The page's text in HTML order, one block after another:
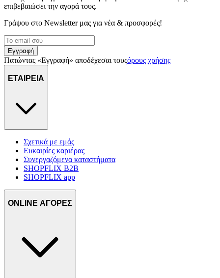
διαφημίσεις και περιεχόμενο, την καλύτερη εικόνα του κοινού
μας και την ανάπτυξη προϊόντων. Επίσης, κοινοποιούμε
πληροφορίες σχετικά με την από μέρους σας χρήση της
τοποθεσίας μας στους συνεργάτες μέσων κοινωνικής
δικτύωσης, διαφημίσεων και ανάλυσης.
επιβεβαιώσει την αγορά τους.
Γράψου στο Νewsletter μας για νέα & προσφορές!
Εγγραφή
Πατώντας «Εγγραφή» αποδέχεσαι τουςόρους χρήσης
ΕΤΑΙΡΕΙΑ
Σχετικά με εμάς
Ευκαιρίες καριέρας
Συνεργαζόμενα καταστήματα
SHOPFLIX B2B
SHOPFLIX app
ONLINE ΑΓΟΡΕΣ